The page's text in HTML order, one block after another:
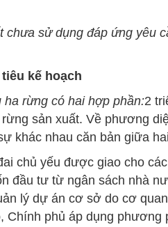
chưa sử dụng đáp ứng yêu
kế hoạch
ha rừng có hai hợp phần:2
sản xuất. Về phương
khác nhau căn bản giữa
chủ yếu được giao cho
đầu tư từ ngân sách nhà
lý dự án cơ sở do cơ
Chính phủ áp dụng phương